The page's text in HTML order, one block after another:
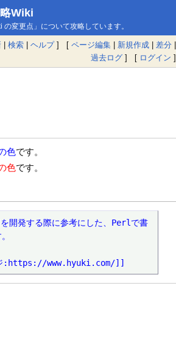
Wiki
の変更点」について攻略しています。
| 検索 | ヘルプ] [ ページ編集 | 新規作成 | 差分 |
過去ログ ] [ ログイン ]
色です。
色です。
発する際に参考にした、Perlで書
:https://www.hyuki.com/]]